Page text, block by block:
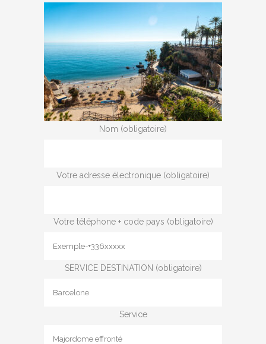
Nom (obligatoire)
Votre adresse électronique (obligatoire)
Votre téléphone + code pays (obligatoire)
SERVICE DESTINATION (obligatoire)
Service